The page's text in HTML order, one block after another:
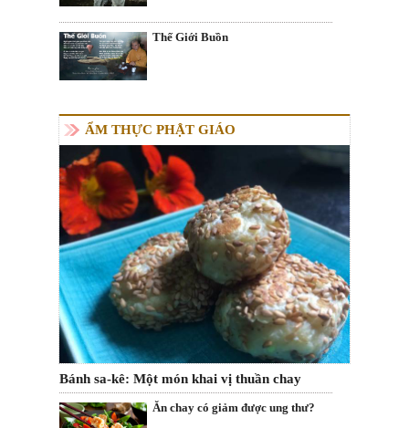
Thế Giới Buồn
ẨM THỰC PHẬT GIÁO
Bánh sa-kê: Một món khai vị thuần chay
Ăn chay có giảm được ung thư?